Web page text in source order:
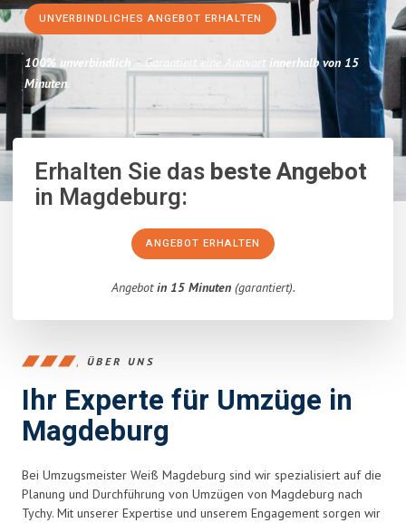
UNVERBINDLICHES ANGEBOT ERHALTEN
100% unverbindlich – Garantiert eine Antwort innerhalb von 15
Minuten.
Erhalten Sie dasbeste Angebot
in Magdeburg:
ANGEBOT ERHALTEN
Angebotin 15 Minuten(garantiert).
ÜBER UNS
Ihr Experte für Umzüge in
Magdeburg
Bei Umzugsmeister Weiß Magdeburg sind wir spezialisiert auf die
Planung und Durchführung von Umzügen von Magdeburg nach
Tychy. Mit unserer Expertise und unserem Engagement sorgen wir